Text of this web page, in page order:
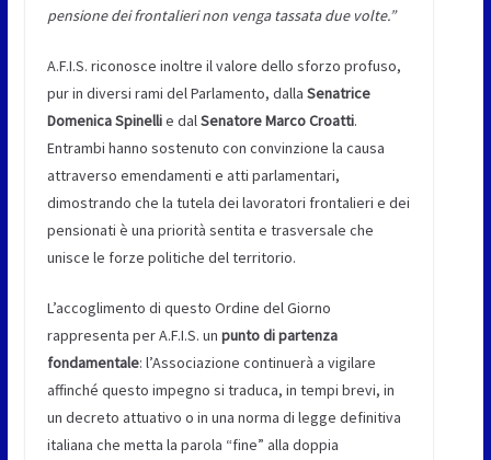
pensione dei frontalieri non venga tassata due volte.”
A.F.I.S. riconosce inoltre il valore dello sforzo profuso,
pur in diversi rami del Parlamento, dalla Senatrice
Domenica Spinellie dalSenatore Marco Croatti.
Entrambi hanno sostenuto con convinzione la causa
attraverso emendamenti e atti parlamentari,
dimostrando che la tutela dei lavoratori frontalieri e dei
pensionati è una priorità sentita e trasversale che
unisce le forze politiche del territorio.
L’accoglimento di questo Ordine del Giorno
rappresenta per A.F.I.S. un punto di partenza
fondamentale: l’Associazione continuerà a vigilare
affinché questo impegno si traduca, in tempi brevi, in
un decreto attuativo o in una norma di legge definitiva
italiana che metta la parola “fine” alla doppia